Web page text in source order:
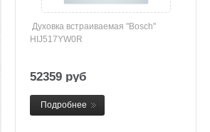
Духовка встраиваемая "Bosch"
HIJ517YW0R
52359 руб
Подробнее